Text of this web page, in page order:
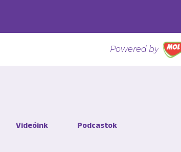
Powered by
Videóink Podcastok